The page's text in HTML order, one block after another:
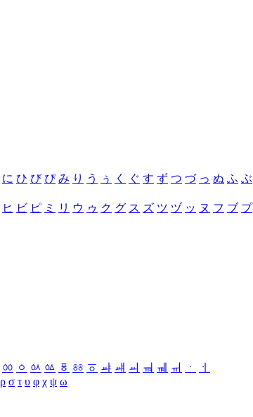
に ひ び ぴ み り う ぅ く ぐ す ず つ づ っ ぬ ふ ぶ
ヒ ビ ピ ミ リ ウ ゥ ク グ ス ズ ツ ヅ ッ ヌ フ ブ プ
ㆀ ㆁ ㆂ ㆃ ㆄ ㆅ ㆆ ㆇ ㆈ ㆉ ㆊ ㆋ ㆌ ㆍ
ㆎ
ρ σ τ υ φ χ ψ ω